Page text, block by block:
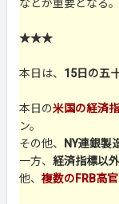
などが重要となる。
★★★
本日は、 15日の五
本日の米国の経済
ン。
その他、
NY連銀製
一方、 経済指標以
他、 複数のFRB高